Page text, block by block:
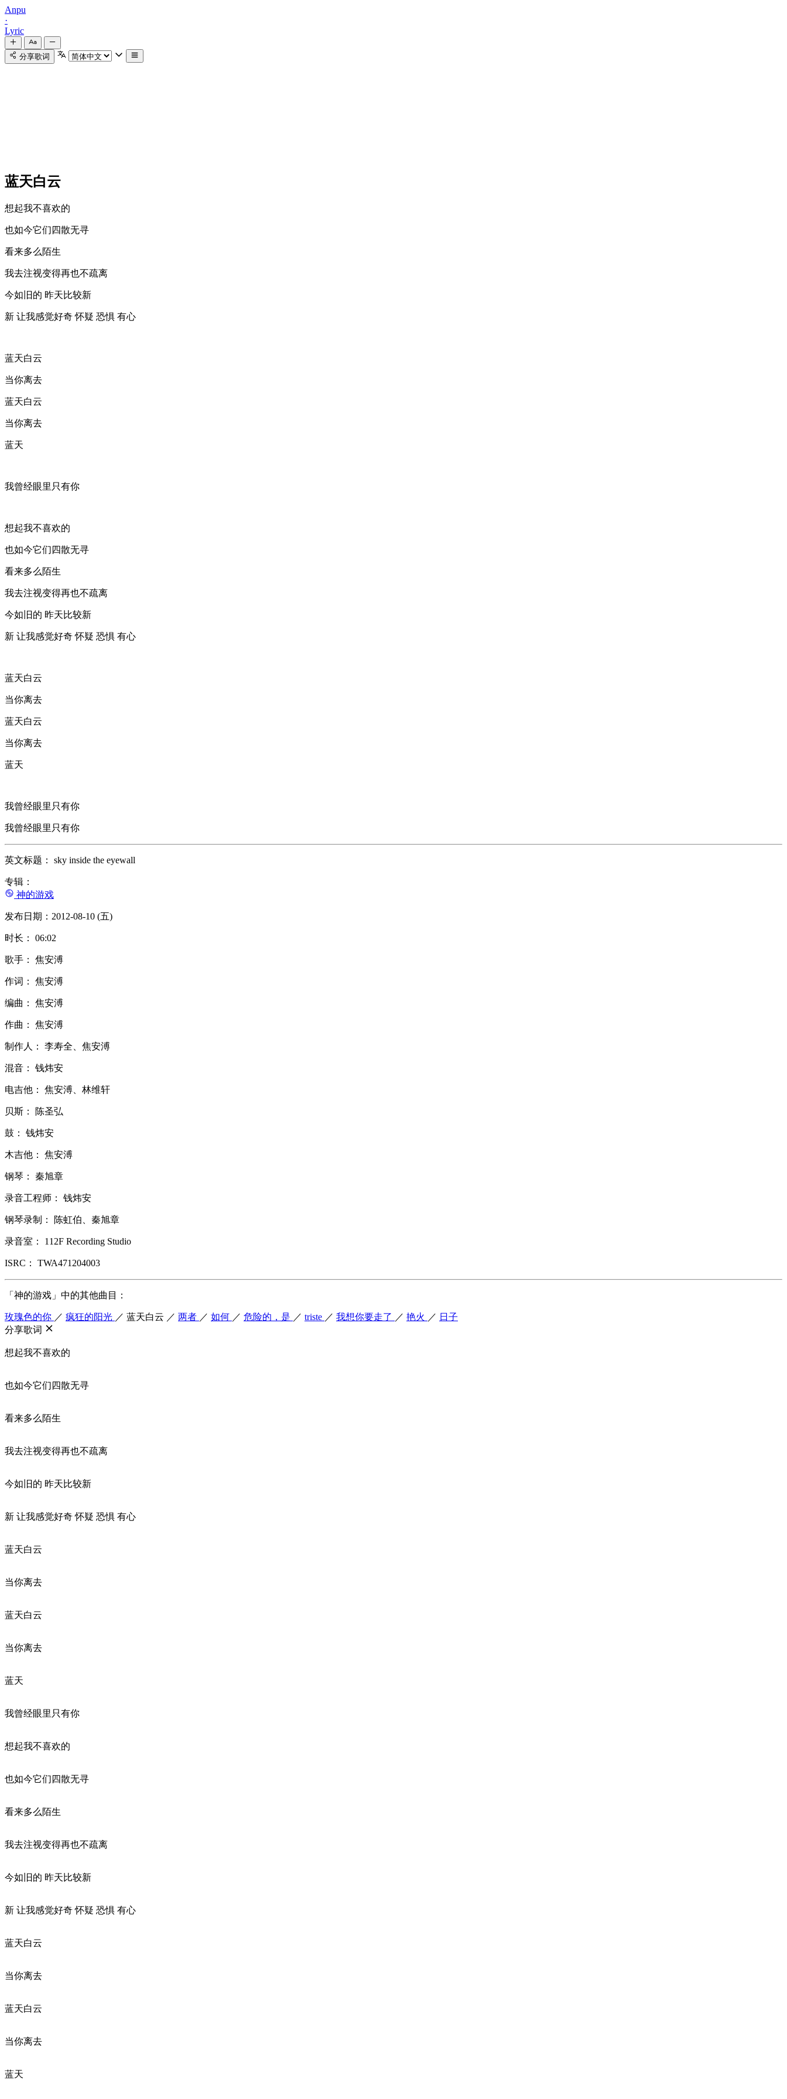
Anpu
·
Lyric
分享歌词
蓝天白云
想起我不喜欢的
也如今它们四散无寻
看来多么陌生
我去注视变得再也不疏离
今如旧的 昨天比较新
新 让我感觉好奇 怀疑 恐惧 有心
蓝天白云
当你离去
蓝天白云
当你离去
蓝天
我曾经眼里只有你
想起我不喜欢的
也如今它们四散无寻
看来多么陌生
我去注视变得再也不疏离
今如旧的 昨天比较新
新 让我感觉好奇 怀疑 恐惧 有心
蓝天白云
当你离去
蓝天白云
当你离去
蓝天
我曾经眼里只有你
我曾经眼里只有你
英文标题： sky inside the eyewall
专辑：
神的游戏
发布日期：2012-08-10 (五)
时长： 06:02
歌手： 焦安溥
作词： 焦安溥
编曲： 焦安溥
作曲： 焦安溥
制作人： 李寿全、焦安溥
混音： 钱炜安
电吉他： 焦安溥、林维轩
贝斯： 陈圣弘
鼓： 钱炜安
木吉他： 焦安溥
钢琴： 秦旭章
录音工程师： 钱炜安
钢琴录制： 陈虹伯、秦旭章
录音室： 112F Recording Studio
ISRC： TWA471204003
「神的游戏」中的其他曲目：
玫瑰色的你 ／ 疯狂的阳光 ／ 蓝天白云 ／ 两者 ／ 如何 ／ 危险的，是 ／ triste ／ 我想你要走了 ／ 艳火 ／ 日子
分享歌词
想起我不喜欢的
也如今它们四散无寻
看来多么陌生
我去注视变得再也不疏离
今如旧的 昨天比较新
新 让我感觉好奇 怀疑 恐惧 有心
蓝天白云
当你离去
蓝天白云
当你离去
蓝天
我曾经眼里只有你
想起我不喜欢的
也如今它们四散无寻
看来多么陌生
我去注视变得再也不疏离
今如旧的 昨天比较新
新 让我感觉好奇 怀疑 恐惧 有心
蓝天白云
当你离去
蓝天白云
当你离去
蓝天